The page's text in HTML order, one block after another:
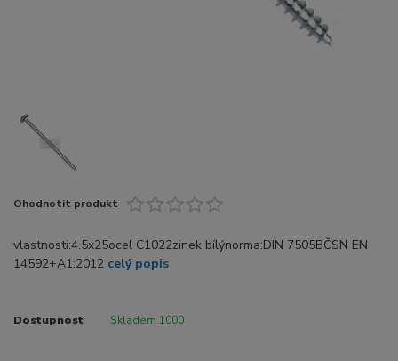
Ohodnotit produkt
vlastnosti:4.5x25ocel C1022zinek bílýnorma:DIN 7505BČSN EN
14592+A1:2012 celý popis
Dostupnost Skladem 1000